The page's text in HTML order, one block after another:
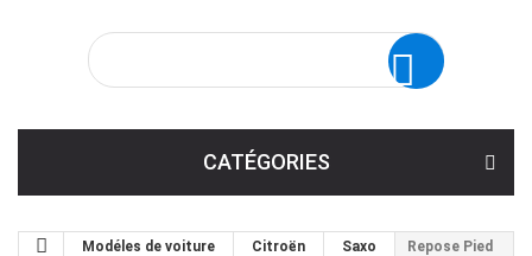
CATÉGORIES
Modéles de voiture Citroën Saxo
Repose Pied